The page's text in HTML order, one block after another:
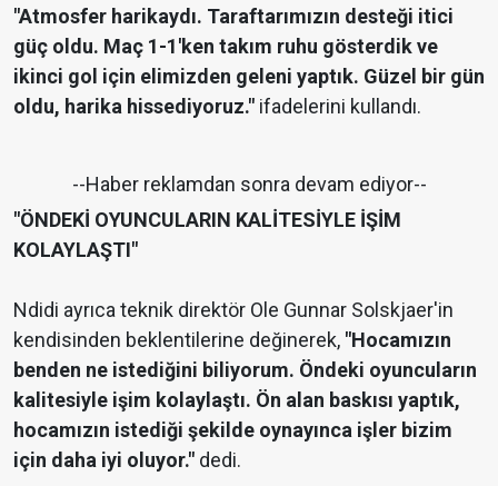
"Atmosfer harikaydı. Taraftarımızın desteği itici
güç oldu. Maç 1-1'ken takım ruhu gösterdik ve
ikinci gol için elimizden geleni yaptık. Güzel bir gün
oldu, harika hissediyoruz." ifadelerini kullandı.
--Haber reklamdan sonra devam ediyor--
"ÖNDEKİ OYUNCULARIN KALİTESİYLE İŞİM
KOLAYLAŞTI"
Ndidi ayrıca teknik direktör Ole Gunnar Solskjaer'in
kendisinden beklentilerine değinerek, "Hocamızın
benden ne istediğini biliyorum. Öndeki oyuncuların
kalitesiyle işim kolaylaştı. Ön alan baskısı yaptık,
hocamızın istediği şekilde oynayınca işler bizim
için daha iyi oluyor." dedi.